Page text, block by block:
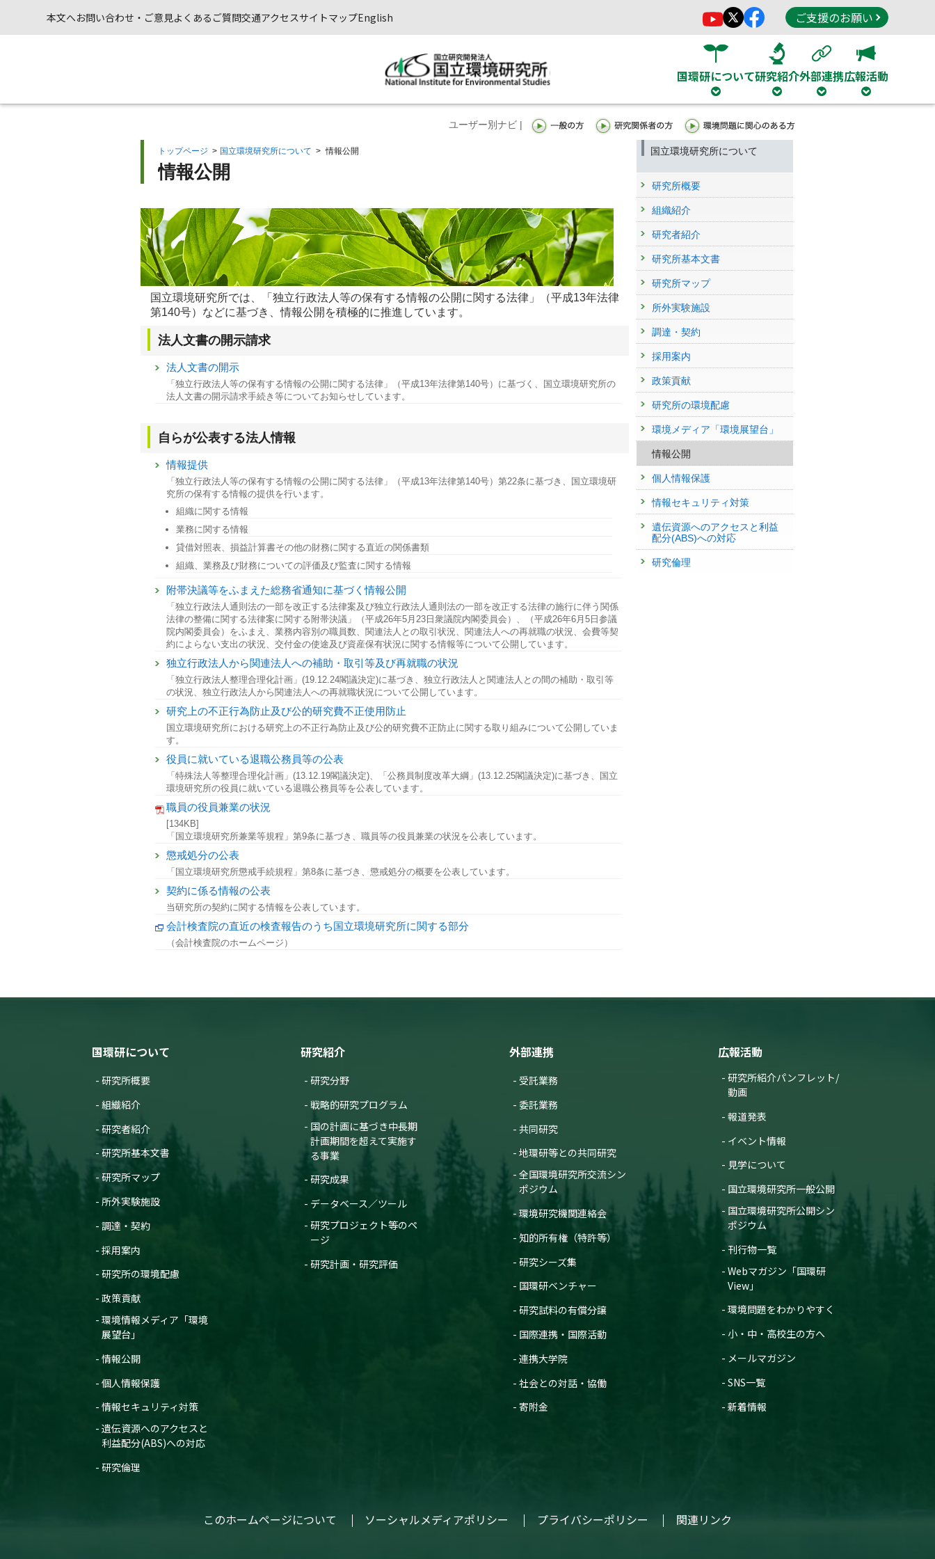
本文へお問い合わせ・ご意見よくあるご質問交通アクセスサイトマップEnglish ご支援のお願い
国環研について研究紹介外部連携広報活動
ユーザー別ナビ |
トップページ > 国立環境研究所について > 情報公開
情報公開
国立環境研究所では、「独立行政法人等の保有する情報の公開に関する法律」（平成13年法律
第140号）などに基づき、情報公開を積極的に推進しています。
法人文書の開示請求
法人文書の開示
「独立行政法人等の保有する情報の公開に関する法律」（平成13年法律第140号）に基づく、国立環境研究所の
法人文書の開示請求手続き等についてお知らせしています。
自らが公表する法人情報
情報提供
「独立行政法人等の保有する情報の公開に関する法律」（平成13年法律第140号）第22条に基づき、国立環境研
究所の保有する情報の提供を行います。
組織に関する情報
業務に関する情報
貸借対照表、損益計算書その他の財務に関する直近の関係書類
組織、業務及び財務についての評価及び監査に関する情報
附帯決議等をふまえた総務省通知に基づく情報公開
「独立行政法人通則法の一部を改正する法律案及び独立行政法人通則法の一部を改正する法律の施行に伴う関係
法律の整備に関する法律案に関する附帯決議」（平成26年5月23日衆議院内閣委員会）、（平成26年6月5日参議
院内閣委員会）をふまえ、業務内容別の職員数、関連法人との取引状況、関連法人への再就職の状況、会費等契
約によらない支出の状況、交付金の使途及び資産保有状況に関する情報等について公開しています。
独立行政法人から関連法人への補助・取引等及び再就職の状況
「独立行政法人整理合理化計画」(19.12.24閣議決定)に基づき、独立行政法人と関連法人との間の補助・取引等
の状況、独立行政法人から関連法人への再就職状況について公開しています。
研究上の不正行為防止及び公的研究費不正使用防止
国立環境研究所における研究上の不正行為防止及び公的研究費不正防止に関する取り組みについて公開していま
す。
役員に就いている退職公務員等の公表
「特殊法人等整理合理化計画」(13.12.19閣議決定)、「公務員制度改革大綱」(13.12.25閣議決定)に基づき、国立
環境研究所の役員に就いている退職公務員等を公表しています。
職員の役員兼業の状況
[134KB]
「国立環境研究所兼業等規程」第9条に基づき、職員等の役員兼業の状況を公表しています。
懲戒処分の公表
「国立環境研究所懲戒手続規程」第8条に基づき、懲戒処分の概要を公表しています。
契約に係る情報の公表
当研究所の契約に関する情報を公表しています。
会計検査院の直近の検査報告のうち国立環境研究所に関する部分
（会計検査院のホームページ）
国立環境研究所について
研究所概要
組織紹介
研究者紹介
研究所基本文書
研究所マップ
所外実験施設
調達・契約
採用案内
政策貢献
研究所の環境配慮
環境メディア「環境展望台」
情報公開
個人情報保護
情報セキュリティ対策
遺伝資源へのアクセスと利益
配分(ABS)への対応
研究倫理
国環研について
研究所概要
組織紹介
研究者紹介
研究所基本文書
研究所マップ
所外実験施設
調達・契約
採用案内
研究所の環境配慮
政策貢献
環境情報メディア「環境
展望台」
情報公開
個人情報保護
情報セキュリティ対策
遺伝資源へのアクセスと
利益配分(ABS)への対応
研究倫理
研究紹介
研究分野
戦略的研究プログラム
国の計画に基づき中長期
計画期間を超えて実施す
る事業
研究成果
データベース／ツール
研究プロジェクト等のペ
ージ
研究計画・研究評価
外部連携
受託業務
委託業務
共同研究
地環研等との共同研究
全国環境研究所交流シン
ポジウム
環境研究機関連絡会
知的所有権（特許等）
研究シーズ集
国環研ベンチャー
研究試料の有償分譲
国際連携・国際活動
連携大学院
社会との対話・協働
寄附金
広報活動
研究所紹介パンフレット/
動画
報道発表
イベント情報
見学について
国立環境研究所一般公開
国立環境研究所公開シン
ポジウム
刊行物一覧
Webマガジン「国環研
View」
環境問題をわかりやすく
小・中・高校生の方へ
メールマガジン
SNS一覧
新着情報
このホームページについて ソーシャルメディアポリシー プライバシーポリシー 関連リンク